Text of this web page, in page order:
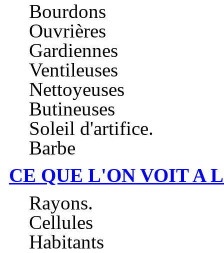
Bourdons
Ouvrières
Gardiennes
Ventileuses
Nettoyeuses
Butineuses
Soleil d'artifice.
Barbe
CE QUE L'ON VOIT A
Rayons.
Cellules
Habitants